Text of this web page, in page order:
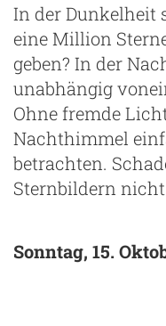
In der Dunkelheit
eine Million
geben? In der
unabhängig
Ohne fremde
Nachthimmel
betrachten.
Sternbildern
Sonntag, 15.